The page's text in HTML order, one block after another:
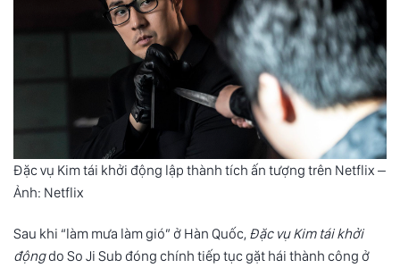
Đặc vụ Kim tái khởi động lập thành tích ấn tượng trên Netflix –
Ảnh: Netflix
Sau khi “làm mưa làm gió” ở Hàn Quốc, Đặc vụ Kim tái khởi
độngdo So Ji Sub đóng chính tiếp tục gặt hái thành công ở